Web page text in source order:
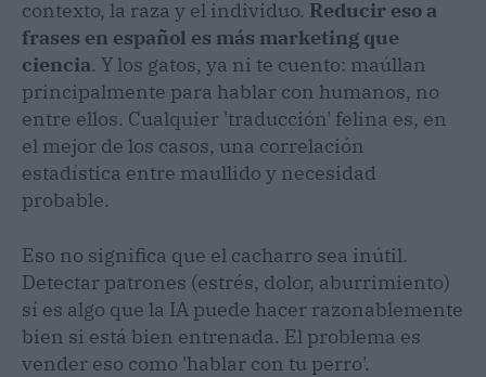
contexto, la raza y el individuo. Reducir eso a
frases en español es más marketing que
ciencia. Y los gatos, ya ni te cuento: maúllan
principalmente para hablar con humanos, no
entre ellos. Cualquier 'traducción' felina es, en
el mejor de los casos, una correlación
estadística entre maullido y necesidad
probable.
Eso no significa que el cacharro sea inútil.
Detectar patrones (estrés, dolor, aburrimiento)
sí es algo que la IA puede hacer razonablemente
bien si está bien entrenada. El problema es
vender eso como 'hablar con tu perro'.